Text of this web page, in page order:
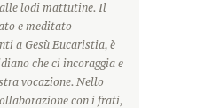
lodi mattutine. Il
e meditato
a Gesù Eucaristia, è
che ci incoraggia e
vocazione. Nello
con i frati,